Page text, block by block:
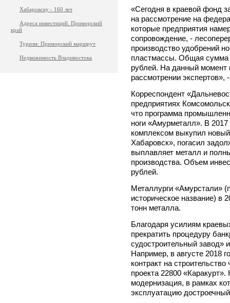
Хабаровску - 160 лет
Адреса инвестиций. Приморский
край
Туризм: Приморский маршрут
Недвижимость Владивостока
«Сегодня в краевой фонд
на рассмотрение на
которые предприятия
сопровождение, -
производство удобрений
пластмассы. Общая сумма
рублей. На данный момент
рассмотрении
Корреспондент
предприятиях
что программа
ноги «Амурметалл». В
комплексом выкупил
Хабаровск», погасил
выплавляет металл и
производства. Объем
рублей.
Металлурги «Амурстали»
историческое название) в
тонн металла.
Благодаря усилиям
прекратить процедуру
судостроительный завод»
Например, в августе 2018
контракт на
проекта 22800
модернизация, в рамках
эксплуатацию